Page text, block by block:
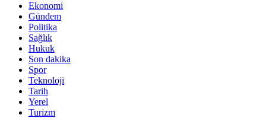
Ekonomi
Gündem
Politika
Sağlık
Hukuk
Son dakika
Spor
Teknoloji
Tarih
Yerel
Turizm